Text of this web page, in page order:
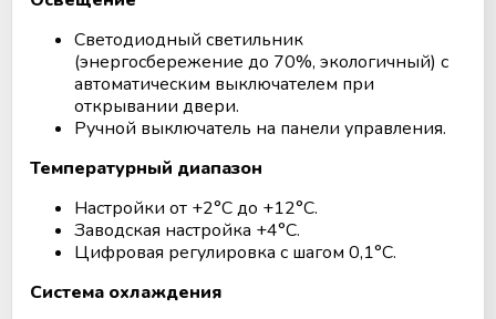
Светодиодный светильник
(энергосбережение до 70%, экологичный) с
автоматическим выключателем при
открывании двери.
Ручной выключатель на панели управления.
Температурный диапазон
Настройки от +2°C до +12°C.
Заводская настройка +4°C.
Цифровая регулировка с шагом 0,1°C.
Система охлаждения